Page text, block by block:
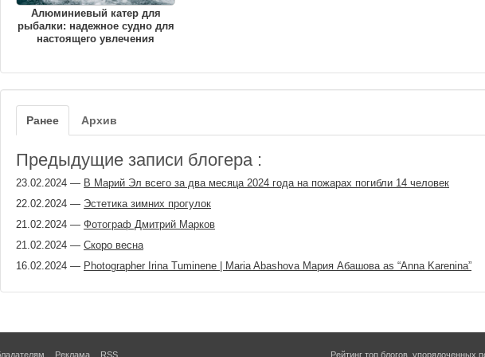
Алюминиевый катер для
рыбалки: надежное судно для
настоящего увлечения
Ранее Архив
Предыдущие записи блогера :
23.02.2024 — В Марий Эл всего за два месяца 2024 года на пожарах погибли 14 человек
22.02.2024 — Эстетика зимних прогулок
21.02.2024 — Фотограф Дмитрий Марков
21.02.2024 — Скоро весна
16.02.2024 — Photographer Irina Tuminene | Maria Abashova Мария Абашова as “Anna Karenina”
Реклама RSS Рейтинг топ блогов , упорядоченных